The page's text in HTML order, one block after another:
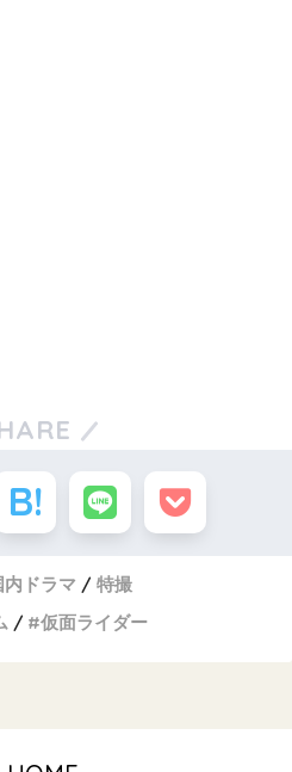
内ドラマ
特撮
仮面ライダー